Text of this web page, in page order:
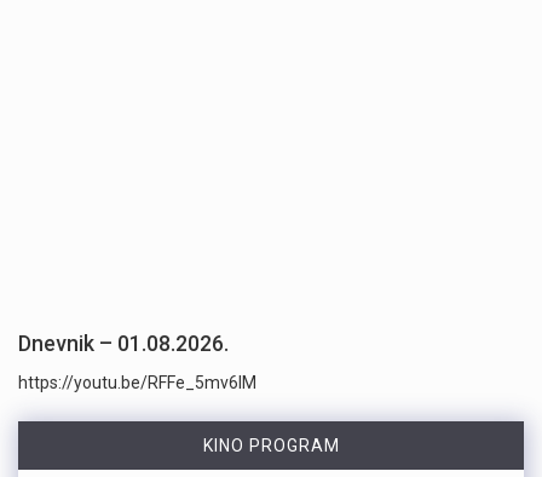
Dnevnik – 01.08.2026.
https://youtu.be/RFFe_5mv6lM
KINO PROGRAM